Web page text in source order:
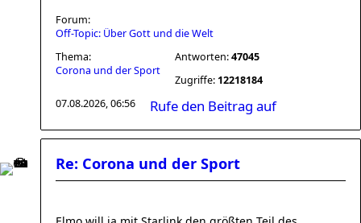
Forum:
Off-Topic: Über Gott und die Welt
Thema:
Corona und der Sport
Antworten:47045
Zugriffe: 12218184
07.08.2026, 06:56
Rufe den Beitrag auf
Re: Corona und der Sport